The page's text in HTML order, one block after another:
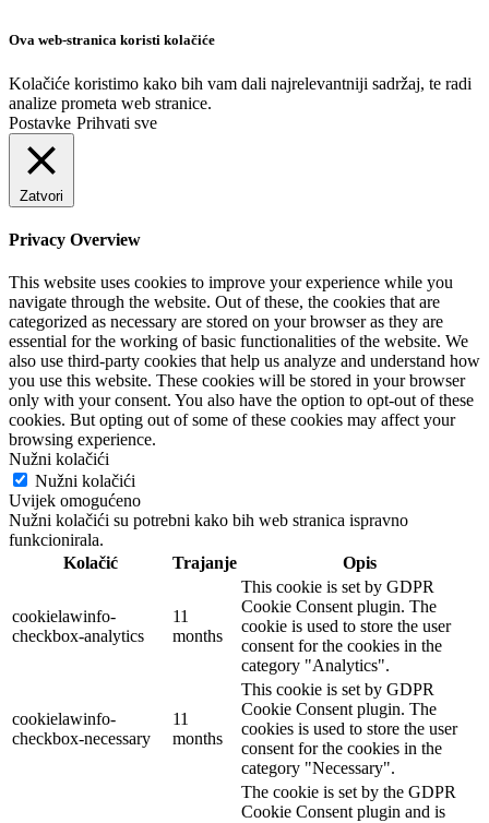
Ova web-stranica koristi kolačiće
Kolačiće koristimo kako bih vam dali najrelevantniji sadržaj, te radi
analize prometa web stranice.
Postavke Prihvati sve
Zatvori
Privacy Overview
This website uses cookies to improve your experience while you
navigate through the website. Out of these, the cookies that are
categorized as necessary are stored on your browser as they are
essential for the working of basic functionalities of the website. We
also use third-party cookies that help us analyze and understand how
you use this website. These cookies will be stored in your browser
only with your consent. You also have the option to opt-out of these
cookies. But opting out of some of these cookies may affect your
browsing experience.
Nužni kolačići
Nužni kolačići
Uvijek omogućeno
Nužni kolačići su potrebni kako bih web stranica ispravno
funkcionirala.
Kolačić
Trajanje Opis
cookielawinfo-
checkbox-analytics
11
months
This cookie is set by GDPR
Cookie Consent plugin. The
cookie is used to store the user
consent for the cookies in the
category "Analytics".
cookielawinfo-
checkbox-necessary
11
months
This cookie is set by GDPR
Cookie Consent plugin. The
cookies is used to store the user
consent for the cookies in the
category "Necessary".
The cookie is set by the GDPR
Cookie Consent plugin and is